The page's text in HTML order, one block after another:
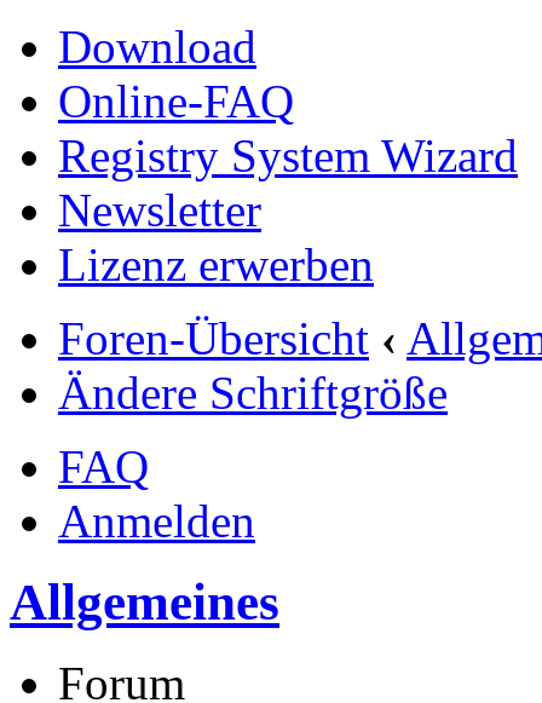
Download
Online-FAQ
Registry System Wizard
Newsletter
Lizenz erwerben
Foren-Übersicht ‹
Ändere Schriftgröße
FAQ
Anmelden
Allgemeines
Forum